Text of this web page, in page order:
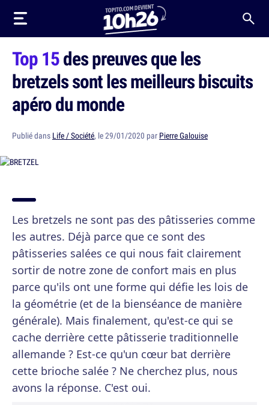
Top 15des preuves que les
bretzels sont les meilleurs biscuits
apéro du monde
Publié dans Life / Société, le 29/01/2020 par Pierre Galouise
Les bretzels ne sont pas des pâtisseries comme
les autres. Déjà parce que ce sont des
pâtisseries salées ce qui nous fait clairement
sortir de notre zone de confort mais en plus
parce qu'ils ont une forme qui défie les lois de
la géométrie (et de la bienséance de manière
générale). Mais finalement, qu'est-ce qui se
cache derrière cette pâtisserie traditionnelle
allemande ? Est-ce qu'un cœur bat derrière
cette brioche salée ? Ne cherchez plus, nous
avons la réponse. C'est oui.